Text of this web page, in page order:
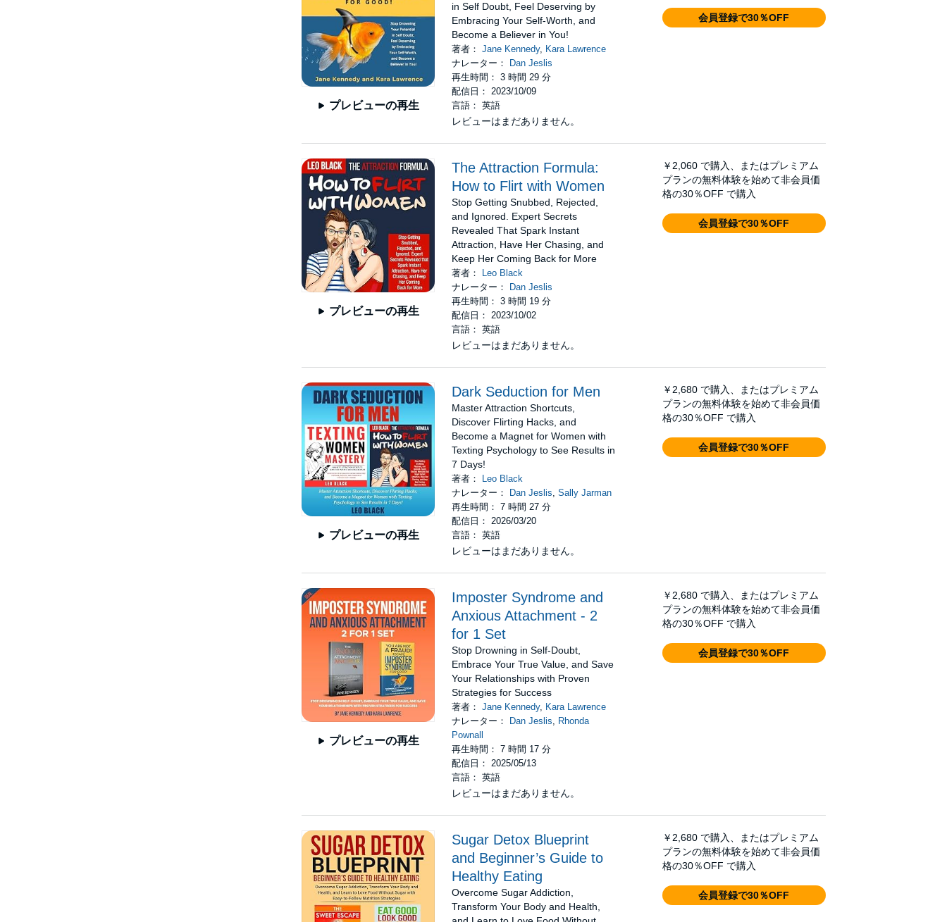
プレビューの再生
in Self Doubt, Feel Deserving by
Embracing Your Self-Worth, and
Become a Believer in You!
著者：Jane Kennedy, Kara Lawrence
ナレーター：
Dan Jeslis
再生時間： 3 時間 29 分
配信日： 2023/10/09
言語： 英語
レビューはまだありません。
会員登録で30％OFF
プレビューの再生
The Attraction Formula:
How to Flirt with Women
Stop Getting Snubbed, Rejected,
and Ignored. Expert Secrets
Revealed That Spark Instant
Attraction, Have Her Chasing, and
Keep Her Coming Back for More
著者：
Leo Black
ナレーター：
Dan Jeslis
再生時間： 3 時間 19 分
配信日： 2023/10/02
言語： 英語
レビューはまだありません。
￥2,060 で購入、またはプレミアム
プランの無料体験を始めて非会員価
格の30％OFF で購入
会員登録で30％OFF
プレビューの再生
Dark Seduction for Men
Master Attraction Shortcuts,
Discover Flirting Hacks, and
Become a Magnet for Women with
Texting Psychology to See Results in
7 Days!
著者：
Leo Black
ナレーター：
Dan Jeslis,Sally Jarman
再生時間： 7 時間 27 分
配信日： 2026/03/20
言語： 英語
レビューはまだありません。
￥2,680 で購入、またはプレミアム
プランの無料体験を始めて非会員価
格の30％OFF で購入
会員登録で30％OFF
プレビューの再生
Imposter Syndrome and
Anxious Attachment - 2
for 1 Set
Stop Drowning in Self-Doubt,
Embrace Your True Value, and Save
Your Relationships with Proven
Strategies for Success
著者：Jane Kennedy, Kara Lawrence
ナレーター：
Dan Jeslis, Rhonda
Pownall
再生時間： 7 時間 17 分
配信日： 2025/05/13
言語： 英語
レビューはまだありません。
￥2,680 で購入、またはプレミアム
プランの無料体験を始めて非会員価
格の30％OFF で購入
会員登録で30％OFF
Sugar Detox Blueprint
and Beginner’s Guide to
Healthy Eating
Overcome Sugar Addiction,
Transform Your Body and Health,
￥2,680 で購入、またはプレミアム
プランの無料体験を始めて非会員価
格の30％OFF で購入
会員登録で30％OFF